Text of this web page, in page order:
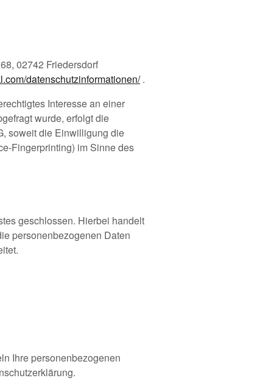
02742 Friedersdorf
datenschutzinformationen/.
Interesse an einer
wurde, erfolgt die
soweit die Einwilligung die
Fingerprinting) im Sinne des
geschlossen. Hierbei handelt
personenbezogenen Daten
Ihre personenbezogenen